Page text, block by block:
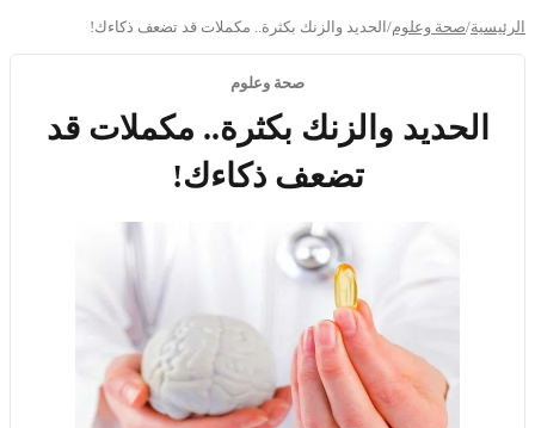
الرئيسية/صحة وعلوم/ الحديد والزنك بكثرة.. مكملات قد تضعف ذكاءك!
صحة وعلوم
الحديد والزنك بكثرة.. مكملات قد
تضعف ذكاءك!